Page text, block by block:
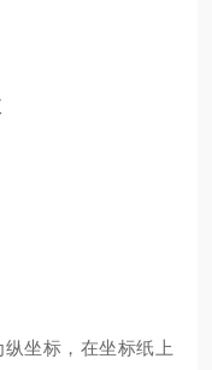
坐标，在坐标纸上